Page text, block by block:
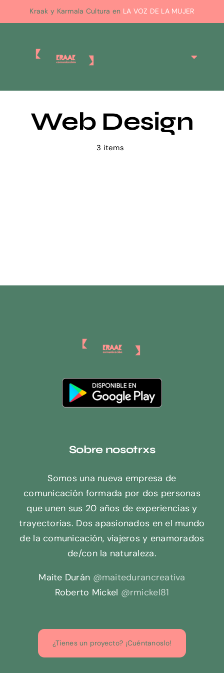
to
Kraak y Karmala Cultura en LA VOZ DE LA MUJER
Toggle
Inicio
Web Design
3 items
Sobre nosotrxs
Somos una nueva empresa de
comunicación formada por dos personas
que unen sus 20 años de experiencias y
trayectorias. Dos apasionados en el mundo
de la comunicación, viajeros y enamorados
de/con la naturaleza.
Maite Durán @maitedurancreativa
Roberto Mickel @rmickel81
¿Tienes un proyecto? ¡Cuéntanoslo!